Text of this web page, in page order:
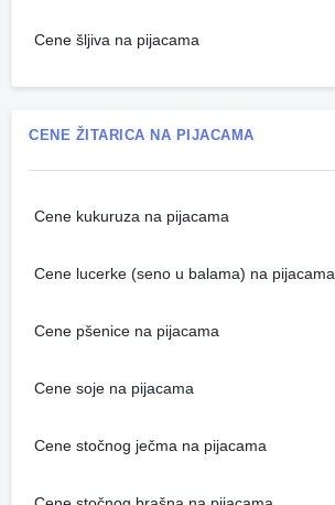
Cene šljiva na pijacama
CENE ŽITARICA NA PIJACAMA
Cene kukuruza na pijacama
Cene lucerke (seno u balama) na pijacama
Cene pšenice na pijacama
Cene soje na pijacama
Cene stočnog ječma na pijacama